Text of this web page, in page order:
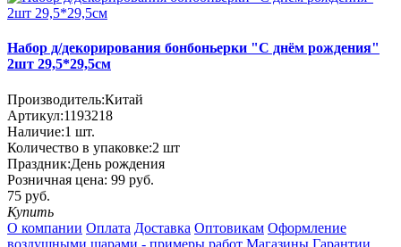
Набор д/декорирования бонбоньерки "С днём рождения"
2шт 29,5*29,5см
Производитель:Китай
Артикул:1193218
Наличие:1 шт.
Количество в упаковке:2 шт
Праздник:День рождения
Розничная цена: 99 руб.
75 руб.
Купить
О компании Оплата Доставка Оптовикам Оформление
воздушными шарами - примеры работ Магазины Гарантии